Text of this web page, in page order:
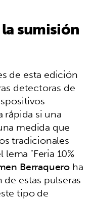
sumisión
de esta edición
detectoras de
si una
medida que
tradicionales
"Feria 10%
Berraqueroha
estas pulseras
tipo de